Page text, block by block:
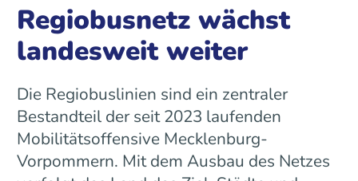
Regiobusnetz wächst
landesweit weiter
Die Regiobuslinien sind ein zentraler
Bestandteil der seit 2023 laufenden
Mobilitätsoffensive Mecklenburg-
Vorpommern. Mit dem Ausbau des Netzes